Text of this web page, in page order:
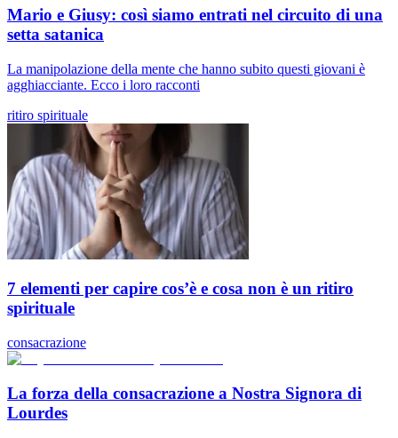
Mario e Giusy: così siamo entrati nel circuito di una
setta satanica
La manipolazione della mente che hanno subito questi giovani è
agghiacciante. Ecco i loro racconti
ritiro spirituale
7 elementi per capire cos’è e cosa non è un ritiro
spirituale
consacrazione
La forza della consacrazione a Nostra Signora di
Lourdes